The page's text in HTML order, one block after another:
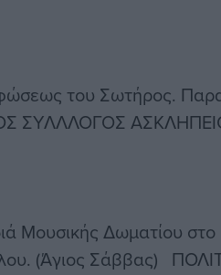
του Σωτήρος.
ΣΥΛΛΛΟΓΟΣ
Δωματίου στο
(Άγιος Σάββας)